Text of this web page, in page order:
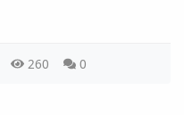
260 0